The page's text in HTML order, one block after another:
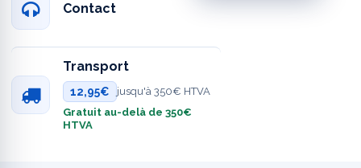
Contact
Transport
12,95€
jusqu'à 350€ HTVA
Gratuit au-delà de 350€
HTVA